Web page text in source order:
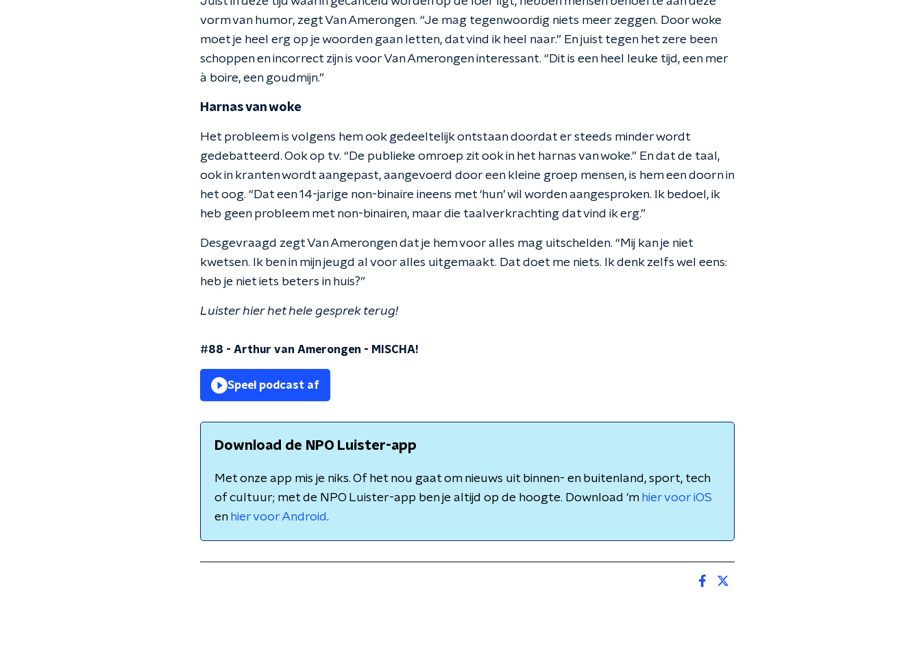
vorm van humor, zegt Van Amerongen. “Je mag tegenwoordig niets meer zeggen. Door woke
moet je heel erg op je woorden gaan letten, dat vind ik heel naar.” En juist tegen het zere been
schoppen en incorrect zijn is voor Van Amerongen interessant. “Dit is een heel leuke tijd, een mer
à boire, een goudmijn.”
Harnas van woke
Het probleem is volgens hem ook gedeeltelijk ontstaan doordat er steeds minder wordt
gedebatteerd. Ook op tv. “De publieke omroep zit ook in het harnas van woke.” En dat de taal,
ook in kranten wordt aangepast, aangevoerd door een kleine groep mensen, is hem een doorn in
het oog. “Dat een 14-jarige non-binaire ineens met ‘hun’ wil worden aangesproken. Ik bedoel, ik
heb geen probleem met non-binairen, maar die taalverkrachting dat vind ik erg.”
Desgevraagd zegt Van Amerongen dat je hem voor alles mag uitschelden. “Mij kan je niet
kwetsen. Ik ben in mijn jeugd al voor alles uitgemaakt. Dat doet me niets. Ik denk zelfs wel eens:
heb je niet iets beters in huis?”
Luister hier het hele gesprek terug!
#88 - Arthur van Amerongen - MISCHA!
Speel podcast af
Download de NPO Luister-app
Met onze app mis je niks. Of het nou gaat om nieuws uit binnen- en buitenland, sport, tech
of cultuur; met de NPO Luister-app ben je altijd op de hoogte. Download 'm hier voor iOS
en hier voor Android.